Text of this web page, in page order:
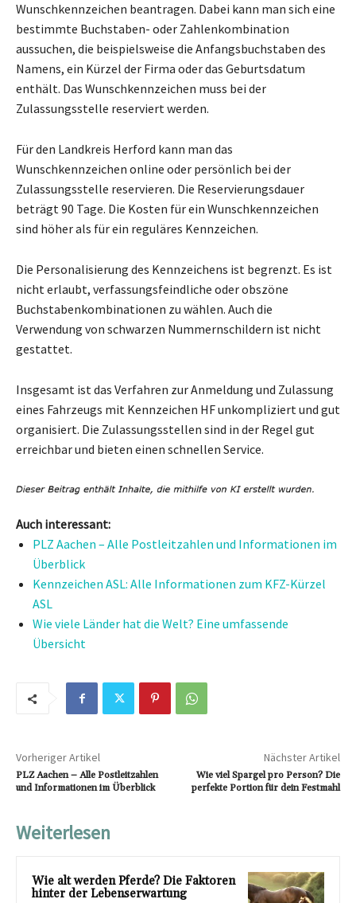
Wunschkennzeichen beantragen. Dabei kann man sich eine
bestimmte Buchstaben- oder Zahlenkombination
aussuchen, die beispielsweise die Anfangsbuchstaben des
Namens, ein Kürzel der Firma oder das Geburtsdatum
enthält. Das Wunschkennzeichen muss bei der
Zulassungsstelle reserviert werden.
Für den Landkreis Herford kann man das
Wunschkennzeichen online oder persönlich bei der
Zulassungsstelle reservieren. Die Reservierungsdauer
beträgt 90 Tage. Die Kosten für ein Wunschkennzeichen
sind höher als für ein reguläres Kennzeichen.
Die Personalisierung des Kennzeichens ist begrenzt. Es ist
nicht erlaubt, verfassungsfeindliche oder obszöne
Buchstabenkombinationen zu wählen. Auch die
Verwendung von schwarzen Nummernschildern ist nicht
gestattet.
Insgesamt ist das Verfahren zur Anmeldung und Zulassung
eines Fahrzeugs mit Kennzeichen HF unkompliziert und gut
organisiert. Die Zulassungsstellen sind in der Regel gut
erreichbar und bieten einen schnellen Service.
Auch interessant:
PLZ Aachen – Alle Postleitzahlen und Informationen im
Überblick
Kennzeichen ASL: Alle Informationen zum KFZ-Kürzel
ASL
Wie viele Länder hat die Welt? Eine umfassende
Übersicht
Vorheriger Artikel
PLZ Aachen – Alle Postleitzahlen
und Informationen im Überblick
Nächster Artikel
Wie viel Spargel pro Person? Die
perfekte Portion für dein Festmahl
Weiterlesen
Wie alt werden Pferde? Die Faktoren
hinter der Lebenserwartung